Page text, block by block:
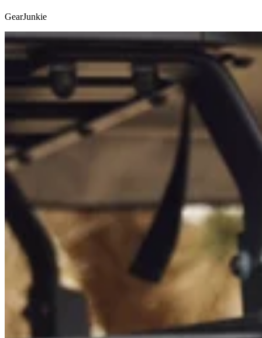
GearJunkie